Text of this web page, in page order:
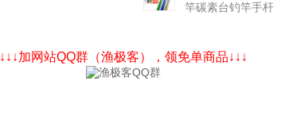
竿碳素台钓竿手杆
↓↓↓加网站QQ群（渔极客），领免单商品↓↓↓